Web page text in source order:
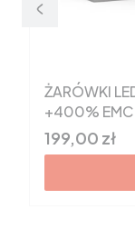
ŻARÓWKI
+400% EMC
Cena brutto
199,00 zł